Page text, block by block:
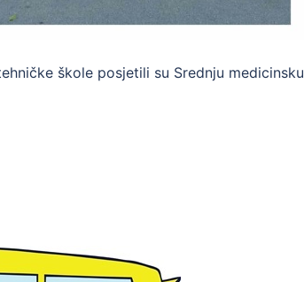
škole posjetili su Srednju medicinsku